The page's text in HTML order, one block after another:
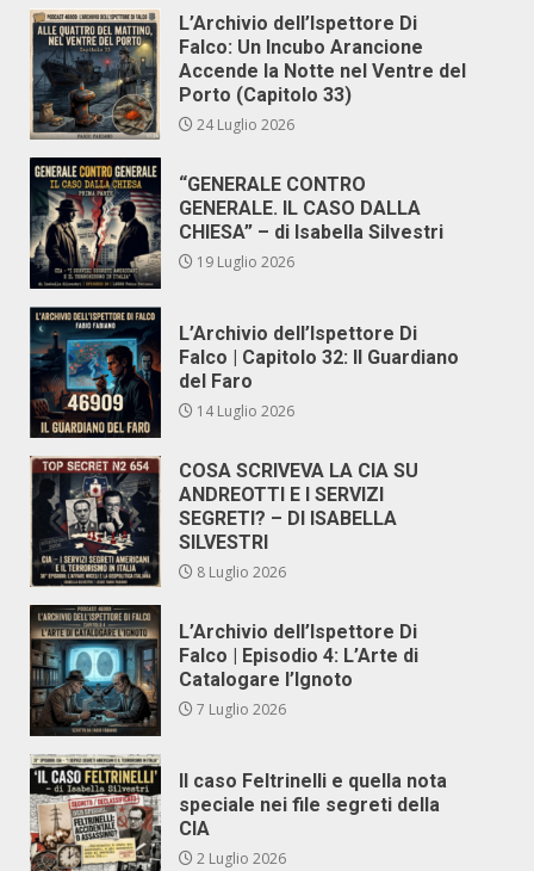
L’Archivio dell’Ispettore Di
Falco: Un Incubo Arancione
Accende la Notte nel Ventre del
Porto (Capitolo 33)
24 Luglio 2026
“GENERALE CONTRO
GENERALE. IL CASO DALLA
CHIESA” – di Isabella Silvestri
19 Luglio 2026
L’Archivio dell’Ispettore Di
Falco | Capitolo 32: Il Guardiano
del Faro
14 Luglio 2026
COSA SCRIVEVA LA CIA SU
ANDREOTTI E I SERVIZI
SEGRETI? – DI ISABELLA
SILVESTRI
8 Luglio 2026
L’Archivio dell’Ispettore Di
Falco | Episodio 4: L’Arte di
Catalogare l’Ignoto
7 Luglio 2026
Il caso Feltrinelli e quella nota
speciale nei file segreti della
CIA
2 Luglio 2026